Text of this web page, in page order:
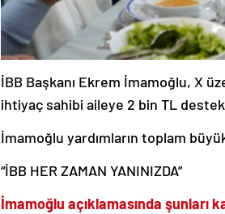
İBB Başkanı Ekrem İmamoğlu, X
ihtiyaç sahibi aileye 2 bin TL destek
İmamoğlu yardımların toplam
“İBB HER ZAMAN YANINIZDA”
İmamoğlu açıklamasında şunları